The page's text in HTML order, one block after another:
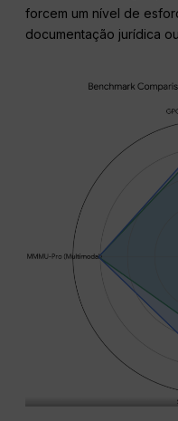
forcem um nível de
documentação jurídica